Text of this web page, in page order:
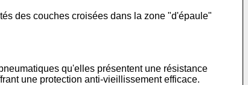
des couches croisées dans la zone "d'épaule"
qu'elles présentent une résistance
une protection anti-vieillissement efficace.